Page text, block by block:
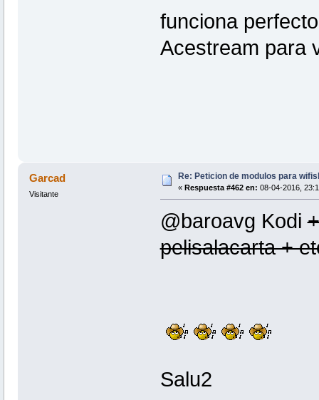
funciona
Acestream para
Garcad
Visitante
Re: Peticion de modulos para
« Respuesta #462 en: 08-04-2016,
@baroavg Kodi
pelisalacarta +
Salu2